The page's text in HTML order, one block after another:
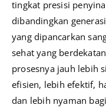
tingkat presisi
dibandingkan
yang dipancarkan
sehat yang
prosesnya jauh lebih
efisien, lebih efektif,
dan lebih nyaman